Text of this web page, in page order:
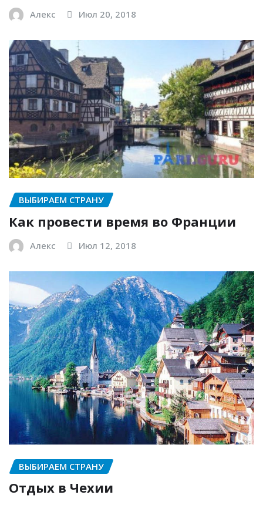
Алекс Июл 20, 2018
ВЫБИРАЕМ СТРАНУ
Как провести время во Франции
Алекс Июл 12, 2018
ВЫБИРАЕМ СТРАНУ
Отдых в Чехии